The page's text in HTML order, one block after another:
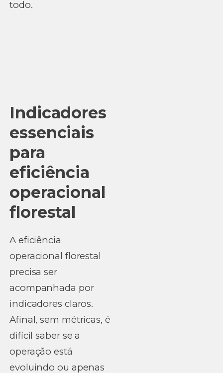
todo.
Indicadores
essenciais
para
eficiência
operacional
florestal
A eficiência
operacional florestal
precisa ser
acompanhada por
indicadores claros.
Afinal, sem métricas, é
difícil saber se a
operação está
evoluindo ou apenas